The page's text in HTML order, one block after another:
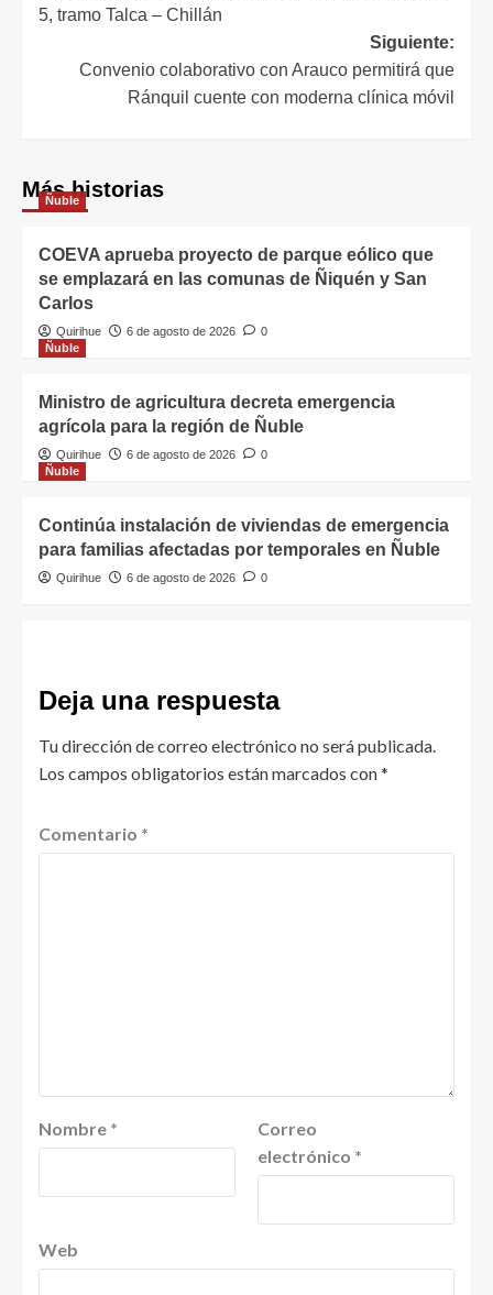
5, tramo Talca – Chillán
Siguiente:
Convenio colaborativo con Arauco permitirá que
Ránquil cuente con moderna clínica móvil
Más historias
Ñuble
COEVA aprueba proyecto de parque eólico que
se emplazará en las comunas de Ñiquén y San
Carlos
Quirihue 6 de agosto de 2026
0
Ñuble
Ministro de agricultura decreta emergencia
agrícola para la región de Ñuble
Quirihue 6 de agosto de 2026
0
Ñuble
Continúa instalación de viviendas de emergencia
para familias afectadas por temporales en Ñuble
Quirihue 6 de agosto de 2026 0
Deja una respuesta
Tu dirección de correo electrónico no será publicada.
Los campos obligatorios están marcados con*
Comentario *
Nombre *
Correo
electrónico *
Web